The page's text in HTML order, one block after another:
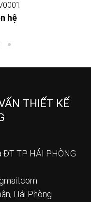
hệ
THIẾT KẾ
TP HẢI PHÒNG
Hải Phòng